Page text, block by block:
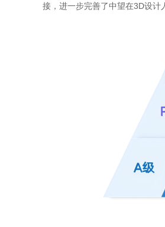
接，进一步完善了中望在3D设计